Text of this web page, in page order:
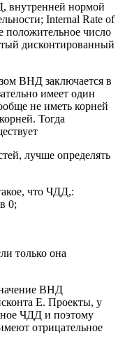
внутренней нормой
Internal Rate of
число
дисконтированный
ВНД заключается в
имеет один
не иметь корней
Тогда
лучше определять
что ЧДД,:
0;
только она
ВНД
Е. Проекты, у
ЧДД и поэтому
отрицательное